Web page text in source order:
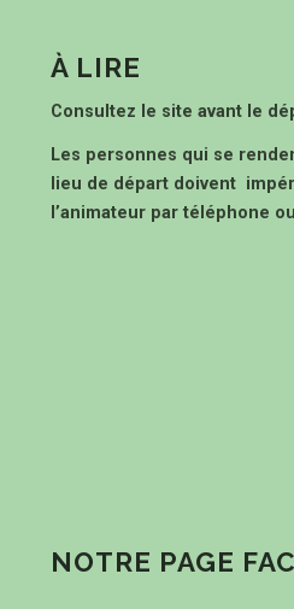
À LIRE
Consultez le site avant le
Les personnes qui se
lieu de départ doivent
l’animateur par téléphone
NOTRE PAGE